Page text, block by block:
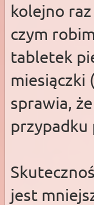
kolejno
czym
tabletek
miesiączki
sprawia,
przypadku
jest